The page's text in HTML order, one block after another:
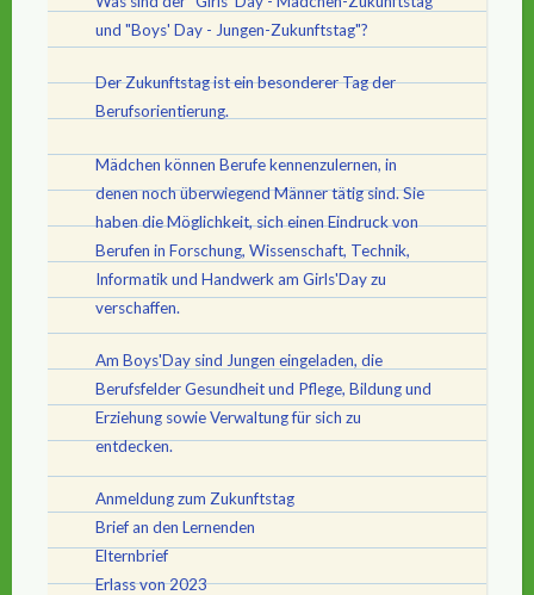
und "Boys' Day - Jungen-Zukunftstag"?
Der Zukunftstag ist ein besonderer Tag der
Berufsorientierung.
Mädchen können Berufe kennenzulernen, in
denen noch überwiegend Männer tätig sind. Sie
haben die Möglichkeit, sich einen Eindruck von
Berufen in Forschung, Wissenschaft, Technik,
Informatik und Handwerk am Girls'Day zu
verschaffen.
Am Boys'Day sind Jungen eingeladen, die
Berufsfelder Gesundheit und Pflege, Bildung und
Erziehung sowie Verwaltung für sich zu
entdecken.
Anmeldung zum Zukunftstag
Brief an den Lernenden
Elternbrief
Erlass von 2023